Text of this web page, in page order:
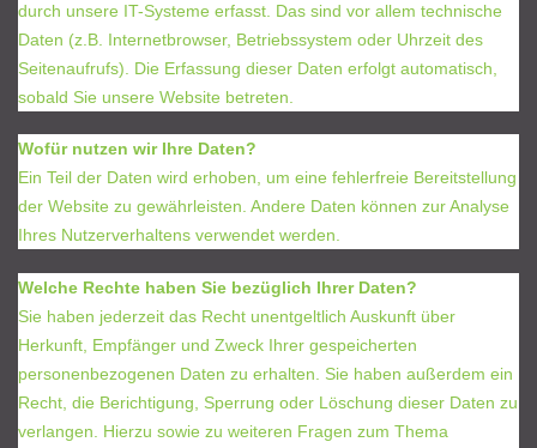
durch unsere IT-Systeme erfasst. Das sind vor allem technische
Daten (z.B. Internetbrowser, Betriebssystem oder Uhrzeit des
Seitenaufrufs). Die Erfassung dieser Daten erfolgt automatisch,
sobald Sie unsere Website betreten.
Wofür nutzen wir Ihre Daten?
Ein Teil der Daten wird erhoben, um eine fehlerfreie Bereitstellung
der Website zu gewährleisten. Andere Daten können zur Analyse
Ihres Nutzerverhaltens verwendet werden.
Welche Rechte haben Sie bezüglich Ihrer Daten?
Sie haben jederzeit das Recht unentgeltlich Auskunft über
Herkunft, Empfänger und Zweck Ihrer gespeicherten
personenbezogenen Daten zu erhalten. Sie haben außerdem ein
Recht, die Berichtigung, Sperrung oder Löschung dieser Daten zu
verlangen. Hierzu sowie zu weiteren Fragen zum Thema